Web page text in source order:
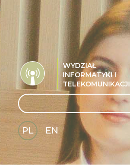
WYDZIAŁ
INFORMATYKI I
TELEKOMUNIKACJI
Search
PL
EN
GLI
SH